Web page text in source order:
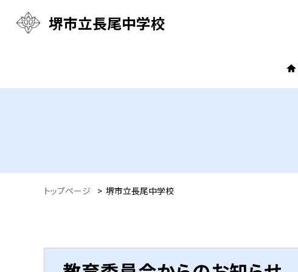
堺市立長尾中学校
トップページ > 堺市立長尾中学校